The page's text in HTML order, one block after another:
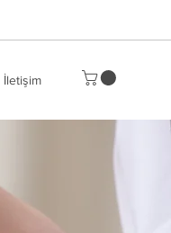
İletişim